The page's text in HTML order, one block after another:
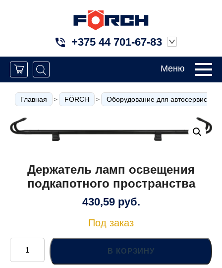
+375 44 701-67-83
Меню
Главная > FÖRCH > Оборудование для автосервиса
Держатель ламп освещения
подкапотного пространства
430,59 руб.
Под заказ
Количество
товара
Держатель
ламп
В КОРЗИНУ